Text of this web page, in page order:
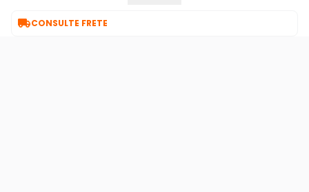
CONSULTE FRETE